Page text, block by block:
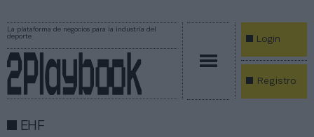
La plataforma de negocios para la industria del
deporte
Login
Registro
EHF